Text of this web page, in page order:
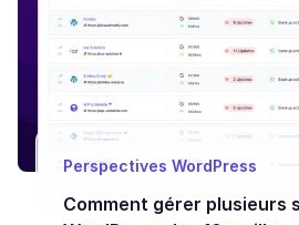
Perspectives WordPress
Comment gérer plusieurs